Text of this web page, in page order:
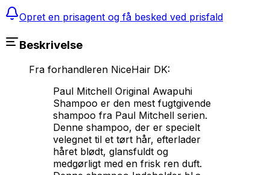
Opret en prisagent og få besked ved prisfald
Beskrivelse
Fra forhandleren NiceHair DK:
Paul Mitchell Original Awapuhi
Shampoo er den mest fugtgivende
shampoo fra Paul Mitchell serien.
Denne shampoo, der er specielt
velegnet til et tørt hår, efterlader
håret blødt, glansfuldt og
medgørligt med en frisk ren duft.